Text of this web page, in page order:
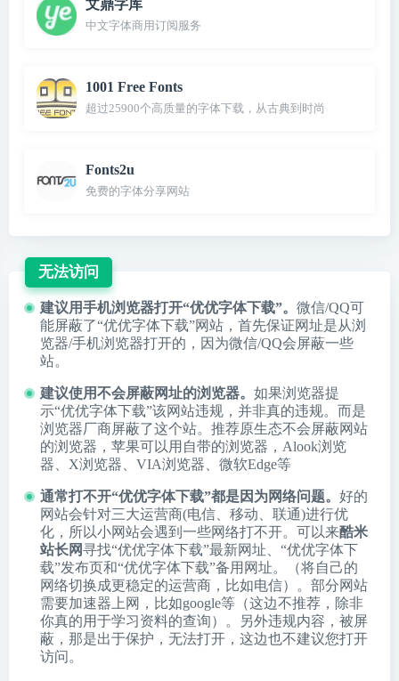
文鼎字库
中文字体商用订阅服务
1001 Free Fonts
超过25900个高质量的字体下载，从古典到时尚
Fonts2u
免费的字体分享网站
无法访问
建议用手机浏览器打开“优优字体下载”。 微信/QQ可
能屏蔽了“优优字体下载”网站，首先保证网址是从浏
览器/手机浏览器打开的，因为微信/QQ会屏蔽一些
站。
建议使用不会屏蔽网址的浏览器。 如果浏览器提
示“优优字体下载”该网站违规，并非真的违规。而是
浏览器厂商屏蔽了这个站。推荐原生态不会屏蔽网站
的浏览器，苹果可以用自带的浏览器， Alook浏览
器
X浏览器 VIA浏览器 微软Edge等
通常打不开“优优字体下载”都是因为网络问题。 好的
网站会针对三大运营商(电信、移动、联通)进行优
化，所以小网站会遇到一些网络打不开。可以来酷米
站长网寻找“优优字体下载”最新网址、“优优字体下
载”发布页和“优优字体下载”备用网址。（将自己的
网络切换成更稳定的运营商，比如电信）。部分网站
需要加速器上网，比如google等（这边不推荐，除非
你真的用于学习资料的查询）。另外违规内容，被屏
蔽，那是出于保护，无法打开，这边也不建议您打开
访问。